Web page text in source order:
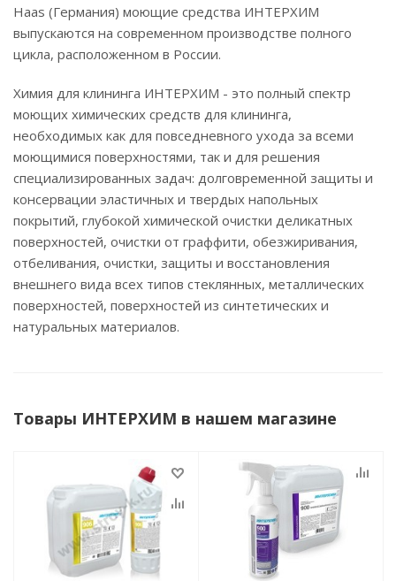
Haas (Германия) моющие средства ИНТЕРХИМ
выпускаются на современном производстве полного
цикла, расположенном в России.
Химия для клининга ИНТЕРХИМ - это полный спектр
моющих химических средств для клининга,
необходимых как для повседневного ухода за всеми
моющимися поверхностями, так и для решения
специализированных задач: долговременной защиты и
консервации эластичных и твердых напольных
покрытий, глубокой химической очистки деликатных
поверхностей, очистки от граффити, обезжиривания,
отбеливания, очистки, защиты и восстановления
внешнего вида всех типов стеклянных, металлических
поверхностей, поверхностей из синтетических и
натуральных материалов.
Товары ИНТЕРХИМ в нашем магазине